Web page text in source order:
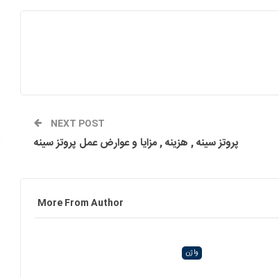
NEXT POST
پروتز سینه , هزینه , مزایا و عوارض عمل پروتز سینه
More From Author
واژن